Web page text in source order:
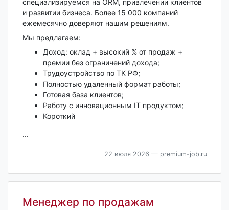
специализируемся на ORM, привлечении клиентов
и развитии бизнеса. Более 15 000 компаний
ежемесячно доверяют нашим решениям.
Мы предлагаем:
Доход: оклад + высокий % от продаж +
премии без ограничений дохода;
Трудоустройство по ТК РФ;
Полностью удаленный формат работы;
Готовая база клиентов;
Работу с инновационным IT продуктом;
Короткий
...
22 июля 2026 — premium-job.ru
Менеджер по продажам